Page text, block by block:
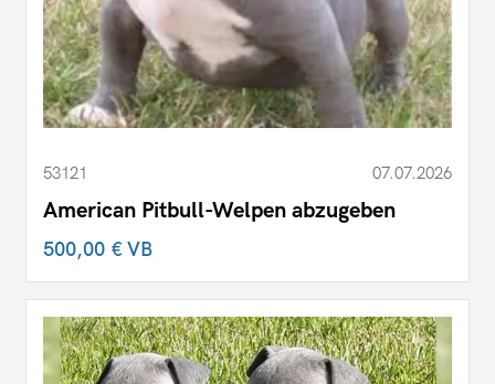
53121 07.07.2026
American Pitbull-Welpen abzugeben
500,00 €VB